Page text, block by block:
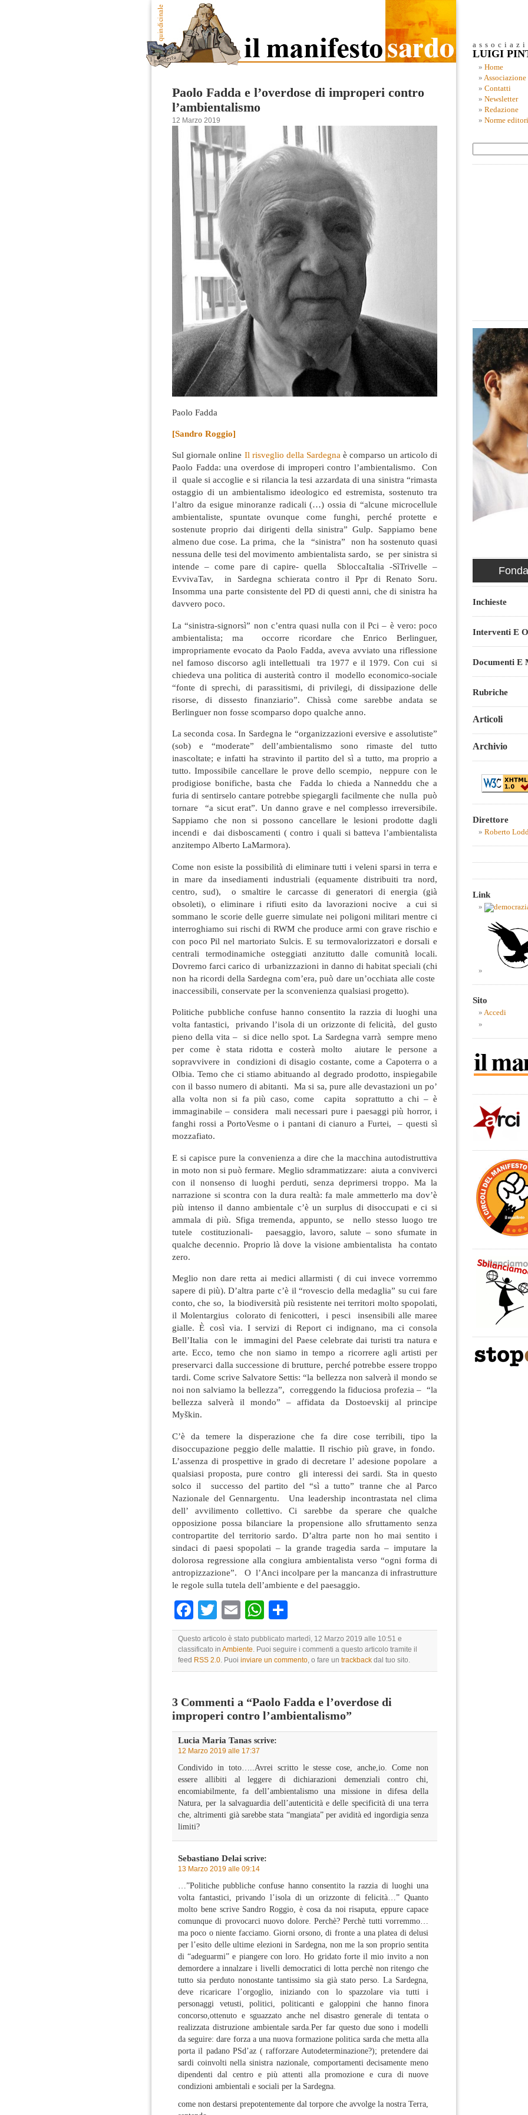
Paolo Fadda e l’overdose di improperi contro
l’ambientalismo
12 Marzo 2019
Paolo Fadda
[Sandro Roggio]
Sul giornale online Il risveglio della Sardegna è comparso un articolo di
Paolo Fadda: una overdose di improperi contro l’ambientalismo. Con
il quale si accoglie e si rilancia la tesi azzardata di una sinistra“rimasta
ostaggio di un ambientalismo ideologico ed estremista, sostenuto tra
l’altro da esigue minoranze radicali (…) ossia di “alcune microcellule
ambientaliste, spuntate ovunque come funghi, perché protette e
sostenute proprio dai dirigenti della sinistra” Gulp. Sappiamo bene
almeno due cose. La prima, che la “sinistra” non ha sostenuto quasi
nessuna delle tesi del movimento ambientalista sardo, se per sinistra si
intende – come pare di capire- quella SbloccaItalia -SìTrivelle –
EvvivaTav, in Sardegna schierata contro il Ppr di Renato Soru.
Insomma una parte consistente del PD di questi anni, che di sinistra ha
davvero poco.
La “sinistra-signorsì” non c’entra quasi nulla con il Pci – è vero: poco
ambientalista; ma occorre ricordare che Enrico Berlinguer,
impropriamente evocato da Paolo Fadda, aveva avviato una riflessione
nel famoso discorso agli intellettuali tra 1977 e il 1979. Con cui si
chiedeva una politica di austerità contro il modello economico-sociale
“fonte di sprechi, di parassitismi, di privilegi, di dissipazione delle
risorse, di dissesto finanziario”. Chissà come sarebbe andata se
Berlinguer non fosse scomparso dopo qualche anno.
La seconda cosa. In Sardegna le “organizzazioni eversive e assolutiste”
(sob) e “moderate” dell’ambientalismo sono rimaste del tutto
inascoltate; e infatti ha stravinto il partito del sì a tutto, ma proprio a
tutto. Impossibile cancellare le prove dello scempio, neppure con le
prodigiose bonifiche, basta che Fadda lo chieda a Nanneddu che a
furia di sentirselo cantare potrebbe spiegargli facilmente che nulla può
tornare “a sicut erat”. Un danno grave e nel complesso irreversibile.
Sappiamo che non si possono cancellare le lesioni prodotte dagli
incendi e dai disboscamenti ( contro i quali si batteva l’ambientalista
anzitempo Alberto LaMarmora).
Come non esiste la possibilità di eliminare tutti i veleni sparsi in terra e
in mare da insediamenti industriali (equamente distribuiti tra nord,
centro, sud), o smaltire le carcasse di generatori di energia (già
obsoleti), o eliminare i rifiuti esito da lavorazioni nocive a cui si
sommano le scorie delle guerre simulate nei poligoni militari mentre ci
interroghiamo sui rischi di RWM che produce armi con grave rischio e
con poco Pil nel martoriato Sulcis. E su termovalorizzatori e dorsali e
centrali termodinamiche osteggiati anzitutto dalle comunità locali.
Dovremo farci carico di urbanizzazioni in danno di habitat speciali (chi
non ha ricordi della Sardegna com’era, può dare un’occhiata alle coste
inaccessibili, conservate per la sconvenienza qualsiasi progetto).
Politiche pubbliche confuse hanno consentito la razzia di luoghi una
volta fantastici, privando l’isola di un orizzonte di felicità, del gusto
pieno della vita – si dice nello spot. La Sardegna varrà sempre meno
per come è stata ridotta e costerà molto aiutare le persone a
sopravvivere in condizioni di disagio costante, come a Capoterra o a
Olbia. Temo che ci stiamo abituando al degrado prodotto, inspiegabile
con il basso numero di abitanti. Ma si sa, pure alle devastazioni un po’
alla volta non si fa più caso, come capita soprattutto a chi – è
immaginabile – considera mali necessari pure i paesaggi più horror, i
fanghi rossi a PortoVesme o i pantani di cianuro a Furtei, – questi sì
mozzafiato.
E si capisce pure la convenienza a dire che la macchina autodistruttiva
in moto non si può fermare. Meglio sdrammatizzare: aiuta a conviverci
con il nonsenso di luoghi perduti, senza deprimersi troppo. Ma la
narrazione si scontra con la dura realtà: fa male ammetterlo ma dov’è
più intenso il danno ambientale c’è un surplus di disoccupati e ci si
ammala di più. Sfiga tremenda, appunto, se nello stesso luogo tre
tutele costituzionali- paesaggio, lavoro, salute – sono sfumate in
qualche decennio. Proprio là dove la visione ambientalista ha contato
zero.
Meglio non dare retta ai medici allarmisti ( di cui invece vorremmo
sapere di più). D’altra parte c’è il “rovescio della medaglia” su cui fare
conto, che so, la biodiversità più resistente nei territori molto spopolati,
il Molentargius colorato di fenicotteri, i pesci insensibili alle maree
gialle. È così via. I servizi di Report ci indignano, ma ci consola
Bell’Italia con le immagini del Paese celebrate dai turisti tra natura e
arte. Ecco, temo che non siamo in tempo a ricorrere agli artisti per
preservarci dalla successione di brutture, perché potrebbe essere troppo
tardi. Come scrive Salvatore Settis: “la bellezza non salverà il mondo se
noi non salviamo la bellezza”, correggendo la fiduciosa profezia – “la
bellezza salverà il mondo” – affidata da Dostoevskij al principe
Myškin.
C’è da temere la disperazione che fa dire cose terribili, tipo la
disoccupazione peggio delle malattie. Il rischio più grave, in fondo.
L’assenza di prospettive in grado di decretare l’ adesione popolare a
qualsiasi proposta, pure contro gli interessi dei sardi. Sta in questo
solco il successo del partito del “sì a tutto” tranne che al Parco
Nazionale del Gennargentu. Una leadership incontrastata nel clima
dell’ avvilimento collettivo. Ci sarebbe da sperare che qualche
opposizione possa bilanciare la propensione allo sfruttamento senza
contropartite del territorio sardo. D’altra parte non ho mai sentito i
sindaci di paesi spopolati – la grande tragedia sarda – imputare la
dolorosa regressione alla congiura ambientalista verso “ogni forma di
antropizzazione”. O l’Anci incolpare per la mancanza di infrastrutture
le regole sulla tutela dell’ambiente e del paesaggio.
Facebook
Twitter
EmailWhatsApp
Questo articolo è stato pubblicato martedì, 12 Marzo 2019 alle 10:51 e
classificato in Ambiente . Puoi seguire i commenti a questo articolo tramite il
feed RSS 2.0 . Puoi inviare un commento , o fare un trackback dal tuo sito.
3 Commenti a “Paolo Fadda e l’overdose di
improperi contro l’ambientalismo”
Lucia Maria Tanas scrive:
12 Marzo 2019 alle 17:37
Condivido in toto…..Avrei scritto le stesse cose, anche,io. Come non
essere allibiti al leggere di dichiarazioni demenziali contro chi,
encomiabilmente, fa dell’ambientalismo una missione in difesa della
Natura, per la salvaguardia dell’autenticità e delle specificità di una terra
che, altrimenti già sarebbe stata “mangiata” per avidità ed ingordigia senza
limiti?
Sebastiano Delai scrive:
13 Marzo 2019 alle 09:14
…”Politiche pubbliche confuse hanno consentito la razzia di luoghi una
volta fantastici, privando l’isola di un orizzonte di felicità…” Quanto
molto bene scrive Sandro Roggio, è cosa da noi risaputa, eppure capace
comunque di provocarci nuovo dolore. Perchè? Perchè tutti vorremmo…
ma poco o niente facciamo. Giorni orsono, di fronte a una platea di delusi
per l’esito delle ultime elezioni in Sardegna, non me la son proprio sentita
di “adeguarmi” e piangere con loro. Ho gridato forte il mio invito a non
demordere a innalzare i livelli democratici di lotta perchè non ritengo che
tutto sia perduto nonostante tantissimo sia già stato perso. La Sardegna,
deve ricaricare l’orgoglio, iniziando con lo spazzolare via tutti i
personaggi vetusti, politici, politicanti e galoppini che hanno finora
concorso,ottenuto e sguazzato anche nel disastro generale di tentata o
realizzata distruzione ambientale sarda.Per far questo due sono i modelli
da seguire: dare forza a una nuova formazione politica sarda che metta alla
porta il padano PSd’az ( rafforzare Autodeterminazione?); pretendere dai
sardi coinvolti nella sinistra nazionale, comportamenti decisamente meno
dipendenti dal centro e più attenti alla promozione e cura di nuove
condizioni ambientali e sociali per la Sardegna.
come non destarsi prepotentemente dal torpore che avvolge la nostra Terra,
LUIGI
Home
Associazione
Contatti
Newsletter
Redazione
Norme
Inchieste
Interventi E
Documenti E
Rubriche
Articoli
Archivio
Direttore
Roberto
Link
Sito
Accedi